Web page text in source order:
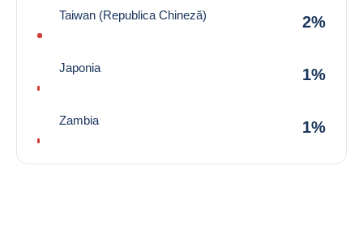
Taiwan (Republica Chineză) 2%
Japonia 1%
Zambia 1%